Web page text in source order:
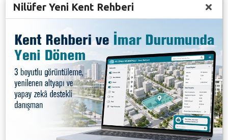
Zabıta ekipleri, daha önce yapılan uyarılara rağmen
gerekli yasal işlemlerin ardından cezai yaptırımlar
uyguladı.
Yapılan denetimler sonucunda, toplamda 3 minibüs
dolusu tezgah ve çeşitli ürün toplandı.
Nilüfer Yeni Kent Rehberi